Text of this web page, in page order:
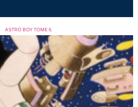
ASTRO BOY TOME 6